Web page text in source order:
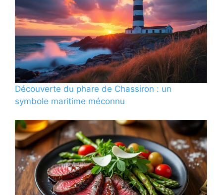
Découverte du phare de Chassiron : un
symbole maritime méconnu